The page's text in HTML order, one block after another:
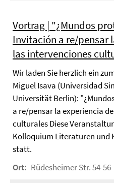
Vortrag | "¿Mundos
Invitación a re/pensar
las intervenciones
Wir laden Sie herzlich ein
Miguel Isava (Universidad
Universität Berlin):
a re/pensar la experiencia
culturales Diese
Kolloquium Literaturen und
statt.
Ort: Rüdesheimer Str. 54-